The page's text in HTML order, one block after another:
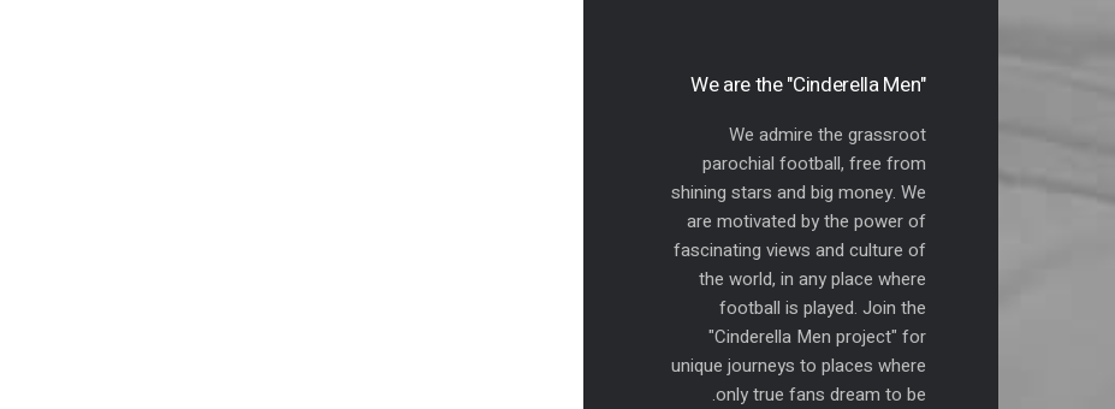
"We are the "Cinderella Men
We admire the grassroot
parochial football, free from
shining stars and big money. We
are motivated by the power of
fascinating views and culture of
the world, in any place where
football is played. Join the
"Cinderella Men project" for
unique journeys to places where
only true fans dream to be.